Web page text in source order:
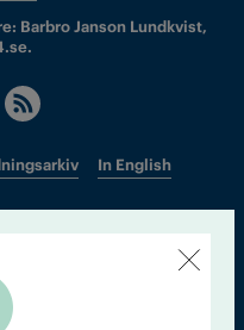
Barbro Janson Lundkvist,
In English